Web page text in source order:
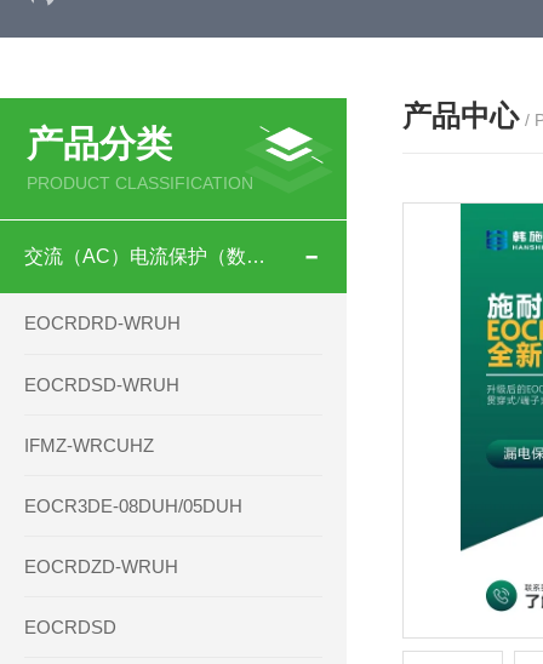
产品分类
PRODUCT CLASSIFICATION
交流（AC）电流保护（数码型）
EOCRDRD-WRUH
EOCRDSD-WRUH
IFMZ-WRCUHZ
EOCR3DE-08DUH/05DUH
EOCRDZD-WRUH
EOCRDSD
产品中心 /